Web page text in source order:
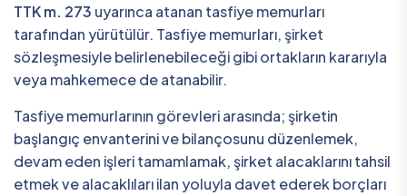
TTK m. 273 uyarınca atanan tasfiye memurları
tarafından yürütülür. Tasfiye memurları, şirket
sözleşmesiyle belirlenebileceği gibi ortakların kararıyla
veya mahkemece de atanabilir.
Tasfiye memurlarının görevleri arasında; şirketin
başlangıç envanterini ve bilançosunu düzenlemek,
devam eden işleri tamamlamak, şirket alacaklarını tahsil
etmek ve alacaklıları ilan yoluyla davet ederek borçları